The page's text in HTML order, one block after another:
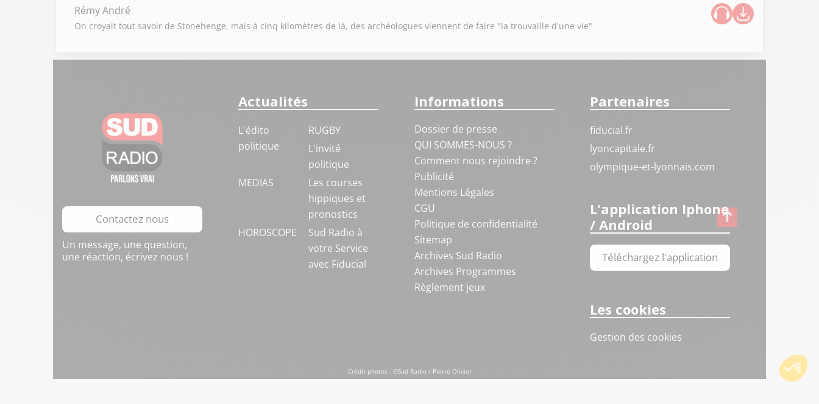
Rémy André
On croyait tout savoir de Stonehenge, mais à cinq kilomètres de là, des archéologues viennent de faire "la trouvaille d'une vie"
Contactez nous
Un message, une question,
une réaction, écrivez nous !
Actualités
L'édito
politique
RUGBY
L'invité
politique
MEDIAS
Les courses
hippiques et
pronostics
HOROSCOPE
Sud Radio à
votre Service
avec Fiducial
Informations
Dossier de presse
QUI SOMMES-NOUS ?
Comment nous rejoindre ?
Publicité
Mentions Légales
CGU
Politique de confidentialité
Sitemap
Archives Sud Radio
Archives Programmes
Règlement jeux
Partenaires
fiducial.fr
lyoncapitale.fr
olympique-et-lyonnais.com
L'application Iphone
/ Android
Téléchargez l'application
Les cookies
Gestion des cookies
Crédit photos : ©Sud Radio / Pierre Olivier